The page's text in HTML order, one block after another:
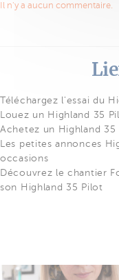
Il n'y a aucun commentaire.
Téléchargez l'essai du
Louez un Highland 35
Achetez un Highland
Les petites annonces
occasions
Découvrez le chantier
son Highland 35 Pilot